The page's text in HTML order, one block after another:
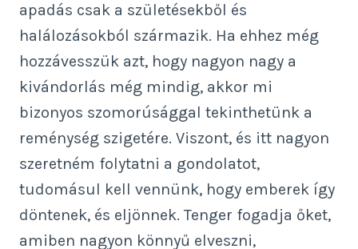
apadás csak a születésekből és
halálozásokból származik. Ha ehhez még
hozzávesszük azt, hogy nagyon nagy a
kivándorlás még mindig, akkor mi
bizonyos szomorúsággal tekinthetünk a
reménység szigetére. Viszont, és itt nagyon
szeretném folytatni a gondolatot,
tudomásul kell vennünk, hogy emberek így
döntenek, és eljönnek. Tenger fogadja őket,
amiben nagyon könnyű elveszni,